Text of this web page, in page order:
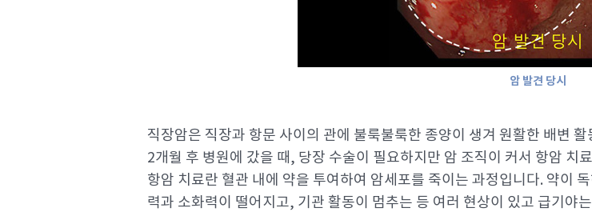
암 발견 당시
직장암은 직장과 항문 사이의 관에 불룩불룩한 종양이 생겨 원활한 배변
2개월 후 병원에 갔을 때, 당장 수술이 필요하지만 암 조직이 커서 항암 치
항암 치료란 혈관 내에 약을 투여하여 암세포를 죽이는 과정입니다. 약이
력과 소화력이 떨어지고, 기관 활동이 멈추는 등 여러 현상이 있고 급기야